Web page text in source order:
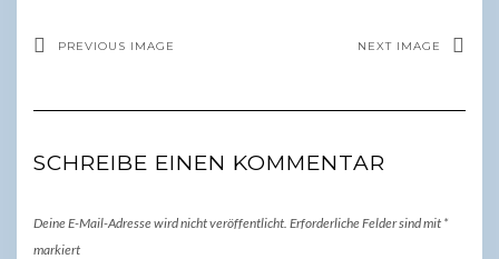
PREVIOUS IMAGE NEXT IMAGE
SCHREIBE EINEN KOMMENTAR
Deine E-Mail-Adresse wird nicht veröffentlicht. Erforderliche Felder sind mit *
markiert